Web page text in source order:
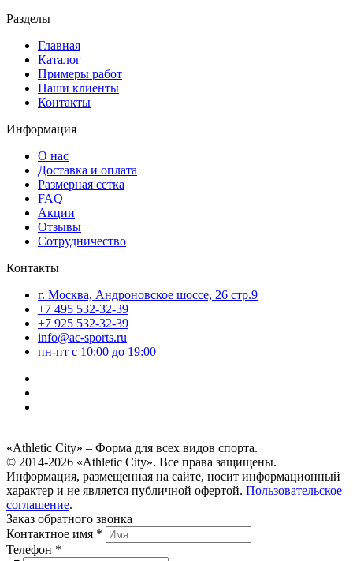
Разделы
Главная
Каталог
Примеры работ
Наши клиенты
Контакты
Информация
О нас
Доставка и оплата
Размерная сетка
FAQ
Акции
Отзывы
Сотрудничество
Контакты
г. Москва, Андроновское шоссе, 26 стр.9
+7 495 532-32-39
+7 925 532-32-39
info@ac-sports.ru
пн-пт c 10:00 до 19:00
«Athletic City» – Форма для всех видов спорта.
© 2014-2026 «Athletic City». Все права защищены.
Информация, размещенная на сайте, носит информационный
характер и не является публичной офертой. Пользовательское
соглашение.
Заказ обратного звонка
Контактное имя *
Телефон *